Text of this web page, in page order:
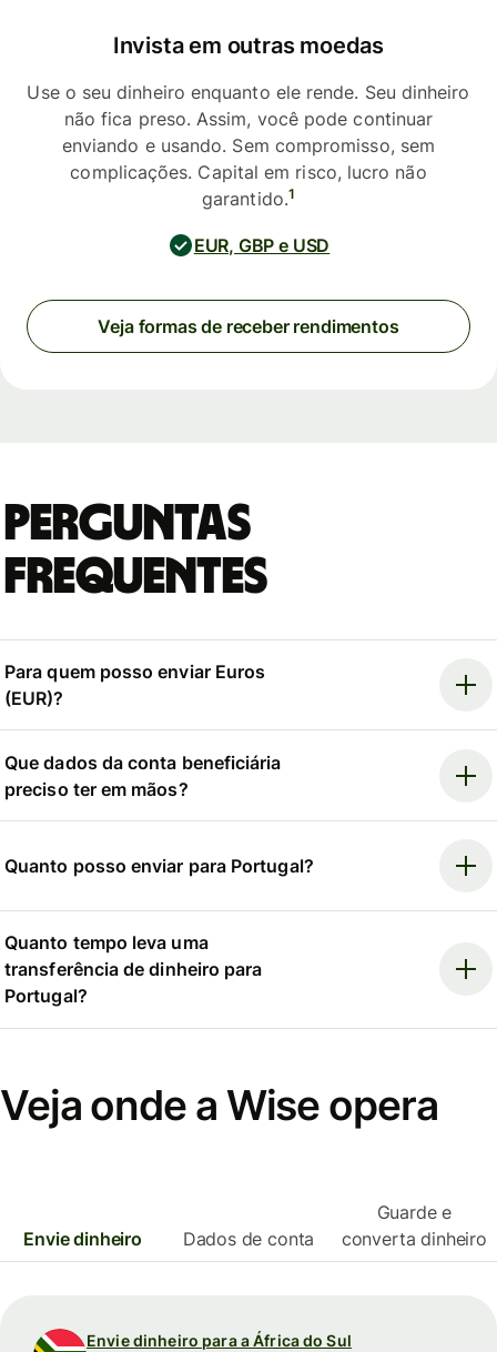
Invista em outras moedas
Use o seu dinheiro enquanto ele rende. Seu dinheiro
não fica preso. Assim, você pode continuar
enviando e usando. Sem compromisso, sem
complicações. Capital em risco, lucro não
garantido.1
EUR, GBP e USD
Veja formas de receber rendimentos
Perguntas
Frequentes
Para quem posso enviar Euros
(EUR)?
Que dados da conta beneficiária
preciso ter em mãos?
Quanto posso enviar para Portugal?
Quanto tempo leva uma
transferência de dinheiro para
Portugal?
Veja onde a Wise opera
Envie dinheiro Dados de conta
Guarde e
converta dinheiro
Envie dinheiro para a África do Sul